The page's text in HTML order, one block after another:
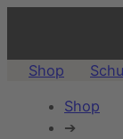
Shop
Shop
➔